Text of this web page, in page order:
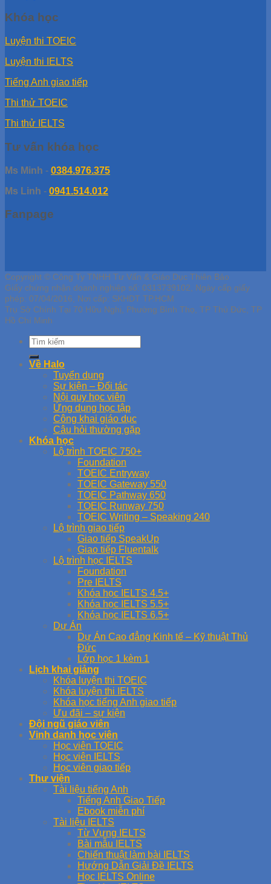
Khóa học
Luyện thi TOEIC
Luyện thi IELTS
Tiếng Anh giao tiếp
Thi thử TOEIC
Thi thử IELTS
Tư vấn khóa học
Ms Minh - 0384.976.375
Ms Linh - 0941.514.012
Fanpage
Copyright © Công Ty TNHH Tư Vấn & Giáo Dục Thiên Bảo
Giấy chứng nhận doanh nghiệp số: 0313739102, Ngày cấp giấy
phép: 07/04/2016, Nơi cấp: SKHDT TP.HCM
Trụ Sở Chính Tại 70 Hữu Nghị, Phường Bình Thọ, TP Thủ Đức, TP
Hồ Chí Minh
Về Halo
Tuyển dụng
Sự kiện – Đối tác
Nội quy học viên
Ứng dụng học tập
Công khai giáo dục
Câu hỏi thường gặp
Khóa học
Lộ trình TOEIC 750+
Foundation
TOEIC Entryway
TOEIC Gateway 550
TOEIC Pathway 650
TOEIC Runway 750
TOEIC Writing – Speaking 240
Lộ trình giao tiếp
Giao tiếp SpeakUp
Giao tiếp Fluentalk
Lộ trình học IELTS
Foundation
Pre IELTS
Khóa học IELTS 4.5+
Khóa học IELTS 5.5+
Khóa học IELTS 6.5+
Dự Án
Dự Án Cao đẳng Kinh tế – Kỹ thuật Thủ
Đức
Lớp học 1 kèm 1
Lịch khai giảng
Khóa luyện thi TOEIC
Khóa luyện thi IELTS
Khóa học tiếng Anh giao tiếp
Ưu đãi – sự kiện
Đội ngũ giáo viên
Vinh danh học viên
Học viên TOEIC
Học viên IELTS
Học viên giao tiếp
Thư viện
Tài liệu tiếng Anh
Tiếng Anh Giao Tiếp
Ebook miễn phí
Tài liệu IELTS
Từ Vựng IELTS
Bài mẫu IELTS
Chiến thuật làm bài IELTS
Hướng Dẫn Giải Đề IELTS
Học IELTS Online